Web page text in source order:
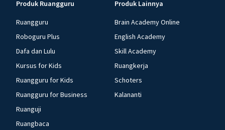
Produk Ruangguru
Ruangguru
Roboguru Plus
Dafa dan Lulu
Kursus for Kids
Ruangguru for Kids
Ruangguru for Business
Ruanguji
Ruangbaca
Produk Lainnya
Brain Academy Online
English Academy
Skill Academy
Ruangkerja
Schoters
Kalananti